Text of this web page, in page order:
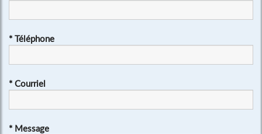
* Téléphone
* Courriel
* Message